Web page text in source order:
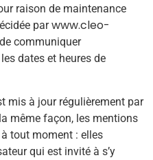
raison de maintenance
parwww.cleo-
communiquer
dates et heures de
mis à jour régulièrement par
même façon, les mentions
tout moment : elles
qui est invité à s’y